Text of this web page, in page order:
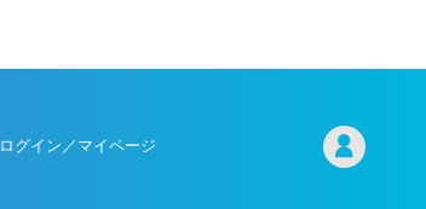
ログイン／マイページ